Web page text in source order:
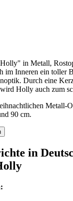
in Metall,
im Inneren ein toller
Durch eine
Holly auch zum
Metall-
90 cm.
in